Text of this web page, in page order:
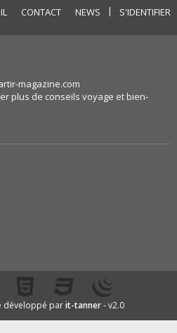
CONTACT NEWS | S'IDENTIFIER
magazine.com
plus de conseils voyage et bien-
développé parit-tanner- v2.0